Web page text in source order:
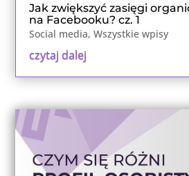
Jak zwiększyć zasięgi
na Facebooku? cz. 1
Social media,Wszystkie wpisy
czytaj dalej